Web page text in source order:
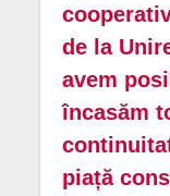
de la
avem
încasăm
piață